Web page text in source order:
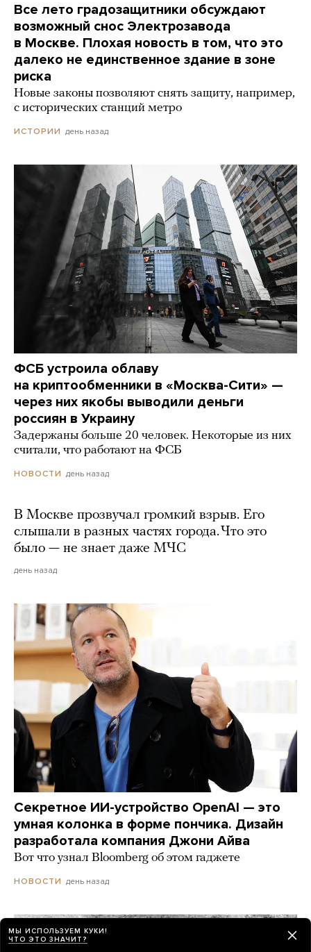
Все лето градозащитники обсуждают
возможный снос Электрозавода
в Москве. Плохая новость в том, что это
далеко не единственное здание в зоне
риска
Новые законы позволяют снять защиту, например,
с исторических станций метро
ИСТОРИИ день назад
ФСБ устроила облаву
на криптообменники в «Москва-Сити» —
через них якобы выводили деньги
россиян в Украину
Задержаны больше 20 человек. Некоторые из них
считали, что работают на ФСБ
НОВОСТИ день назад
В Москве прозвучал громкий взрыв. Его
слышали в разных частях города. Что это
было — не знает даже МЧС
день назад
Секретное ИИ-устройство OpenAI — это
умная колонка в форме пончика. Дизайн
разработала компания Джони Айва
Вот что узнал Bloomberg об этом гаджете
НОВОСТИ день назад
МЫ ИСПОЛЬЗУЕМ КУКИ!
ЧТО ЭТО ЗНАЧИТ?